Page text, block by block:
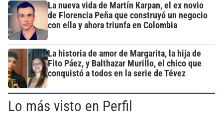
La nueva vida de Martín Karpan, el ex novio
de Florencia Peña que construyó un negocio
con ella y ahora triunfa en Colombia
La historia de amor de Margarita, la hija de
Fito Páez, y Balthazar Murillo, el chico que
conquistó a todos en la serie de Tévez
Lo más visto en Perfil